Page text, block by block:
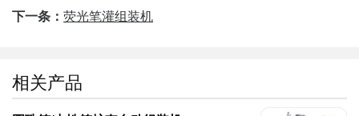
下一条： 荧光笔灌组装机
相关产品